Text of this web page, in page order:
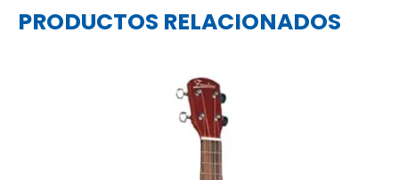
PRODUCTOS RELACIONADOS